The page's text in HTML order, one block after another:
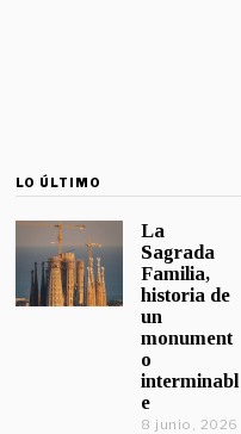
LO ÚLTIMO
La
Sagrada
Familia,
historia de
un
monument
o
interminabl
e
8 junio, 2026